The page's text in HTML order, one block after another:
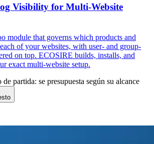
Visibility for Multi-Website
module that governs which products and
of your websites, with user- and group-
on top. ECOSIRE builds, installs, and
exact multi-website setup.
de partida: se presupuesta según su alcance